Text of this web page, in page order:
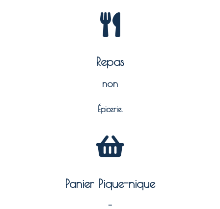
Repas
non
Épicerie.
Panier Pique-nique
-